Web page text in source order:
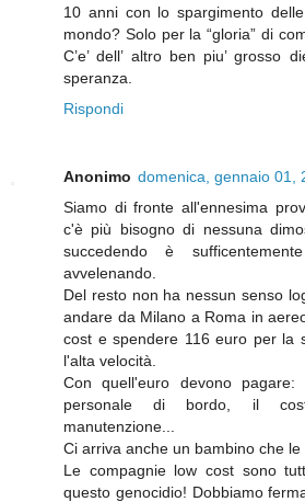
10 anni con lo spargimento
mondo? Solo per la “gloria” di
C’e’ dell’ altro ben piu’ grosso
speranza.
Rispondi
Anonimo domenica, gennaio 01,
Siamo di fronte all'ennesima
c'è più bisogno di nessuna
succedendo è
avvelenando.
Del resto non ha nessun senso
andare da Milano a Roma in
cost e spendere 116 euro per la
l'alta velocità.
Con quell'euro devono
personale di bordo, il
manutenzione...
Ci arriva anche un bambino che le
Le compagnie low cost sono
questo genocidio! Dobbiamo